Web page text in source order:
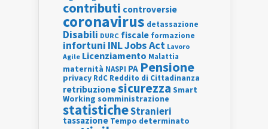
contributi controversie
coronavirus detassazione
Disabili DURC fiscale formazione
infortuni INLJobs Act Lavoro
Agile Licenziamento Malattia
maternità NASPI PA Pensione
privacy RdC Reddito di Cittadinanza
retribuzionesicurezza Smart
Working somministrazione
statisticheStranieri
tassazione Tempo determinato